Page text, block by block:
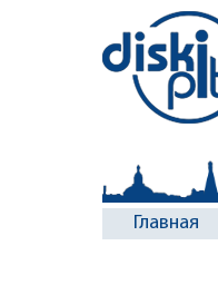
Главная